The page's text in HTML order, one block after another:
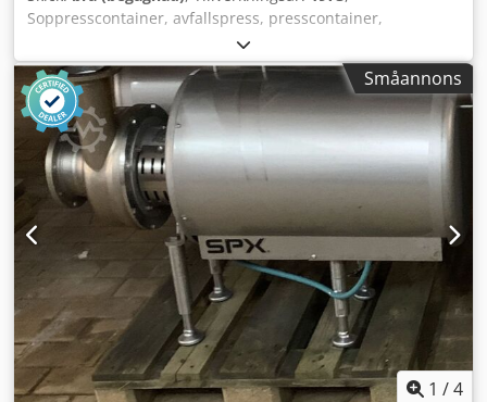
Soppresscontainer, avfallspress, presscontainer,
sopcontainer, självpresscontainer, mobil avfallspress,
papperspresscontainer, papperscontainer -Stationär press
för: växlingsbehållare -Inkastschakt: övertäckt -
Pressprocess: hydraulisk -Pressprocess: automatisk -
Nödstopp: vid inkastschakt -Kolvstorlek: 1450 x 650 mm -
Slaglängd kolv: 1100 mm Csdpfx Aeb A Ii Seknoha -
Transportmått: 2100 x 4500 mm -Sidogängade spärrhakar
för utbytbar container -Funktionskontrollerad
Småannons
1 /4